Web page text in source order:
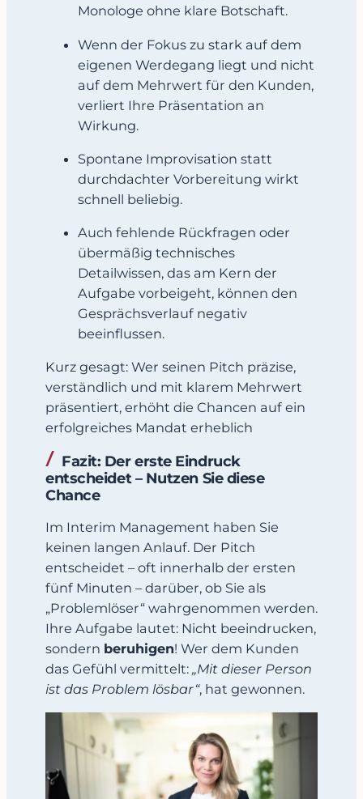
Monologe ohne klare Botschaft.
Wenn der Fokus zu stark auf dem
eigenen Werdegang liegt und nicht
auf dem Mehrwert für den Kunden,
verliert Ihre Präsentation an
Wirkung.
Spontane Improvisation statt
durchdachter Vorbereitung wirkt
schnell beliebig.
Auch fehlende Rückfragen oder
übermäßig technisches
Detailwissen, das am Kern der
Aufgabe vorbeigeht, können den
Gesprächsverlauf negativ
beeinflussen.
Kurz gesagt: Wer seinen Pitch präzise,
verständlich und mit klarem Mehrwert
präsentiert, erhöht die Chancen auf ein
erfolgreiches Mandat erheblich
Fazit: Der erste Eindruck
entscheidet – Nutzen Sie diese
Chance
Im Interim Management haben Sie
keinen langen Anlauf. Der Pitch
entscheidet – oft innerhalb der ersten
fünf Minuten – darüber, ob Sie als
„Problemlöser“ wahrgenommen werden.
Ihre Aufgabe lautet: Nicht beeindrucken,
sondern beruhigen! Wer dem Kunden
das Gefühl vermittelt: „Mit dieser Person
ist das Problem lösbar“, hat gewonnen.